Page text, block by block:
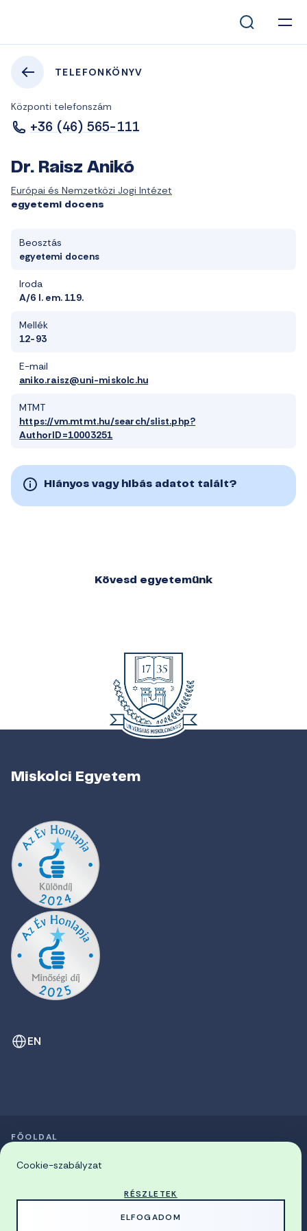
TELEFONKÖNYV
Központi telefonszám
+36 (46) 565-111
Dr. Raisz Anikó
Európai és Nemzetközi Jogi Intézet
egyetemi docens
Beosztás
egyetemi docens
Iroda
A/6 I. em. 119.
Mellék
12-93
E-mail
aniko.raisz@uni-miskolc.hu
MTMT
https://vm.mtmt.hu/search/slist.php?
AuthorID=10003251
Hiányos vagy hibás adatot talált?
Kövesd egyetemünk
Miskolci Egyetem
EN
© 2026 Miskolci Egyetem
FŐOLDAL
Cookie-szabályzat
RÉSZLETEK
ELFOGADOM